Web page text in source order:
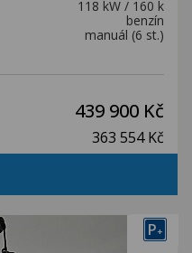
118 kW / 160 k
benzín
manuál (6 st.)
439 900 Kč
363 554 Kč
P+